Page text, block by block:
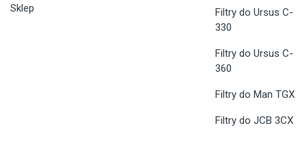
Sklep
Filtry do Ursus C-
330
Filtry do Ursus C-
360
Filtry do Man TGX
Filtry do JCB 3CX